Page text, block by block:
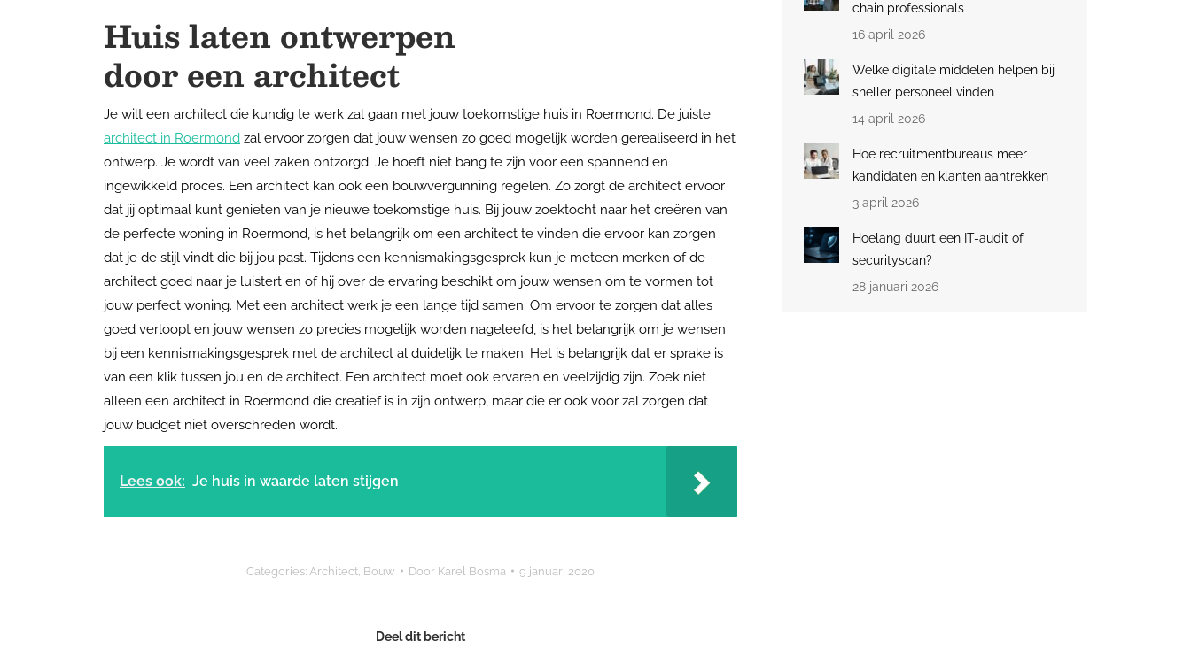
Huis laten ontwerpen
dooreen architect
Je wilt een architect die kundig te werk zal gaan met jouw toekomstige huis in Roermond. De juiste
architect in Roermond zal ervoor zorgen dat jouw wensen zo goed mogelijk worden gerealiseerd in het
ontwerp. Je wordt van veel zaken ontzorgd. Je hoeft niet bang te zijn voor een spannend en
ingewikkeld proces. Een architect kan ook een bouwvergunning regelen. Zo zorgt de architect ervoor
dat jij optimaal kunt genieten van je nieuwe toekomstige huis. Bij jouw zoektocht naar het creëren van
de perfecte woning in Roermond, is het belangrijk om een architect te vinden die ervoor kan zorgen
dat je de stijl vindt die bij jou past. Tijdens een kennismakingsgesprek kun je meteen merken of de
architect goed naar je luistert en of hij over de ervaring beschikt om jouw wensen om te vormen tot
jouw perfect woning. Met een architect werk je een lange tijd samen. Om ervoor te zorgen dat alles
goed verloopt en jouw wensen zo precies mogelijk worden nageleefd, is het belangrijk om je wensen
bij een kennismakingsgesprek met de architect al duidelijk te maken. Het is belangrijk dat er sprake is
van een klik tussen jou en de architect. Een architect moet ook ervaren en veelzijdig zijn. Zoek niet
alleen een architect in Roermond die creatief is in zijn ontwerp, maar die er ook voor zal zorgen dat
jouw budget niet overschreden wordt.
Lees ook: Je huis in waarde laten stijgen
Categories: Architect Bouw Door Karel Bosma 9 januari 2020
Deel dit bericht
chain professionals
16 april 2026
Welke digitale middelen helpen bij
sneller personeel vinden
14 april 2026
Hoe recruitmentbureaus meer
kandidaten en klanten aantrekken
3 april 2026
Hoelang duurt een IT-audit of
securityscan?
28 januari 2026